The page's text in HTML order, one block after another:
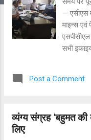
— एसीएस
माइन्स एवं
सभी
रिफायनरी
उन्होंने
Post a Comment
व्यंग्य संग्रह 'बहुमत
लिए